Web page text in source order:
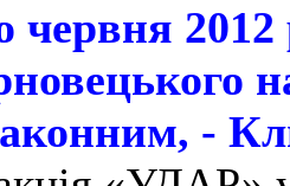
червня
-